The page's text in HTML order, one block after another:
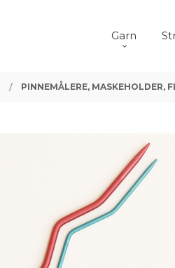
Garn
PINNEMÅLERE, MASKEHOLDER,